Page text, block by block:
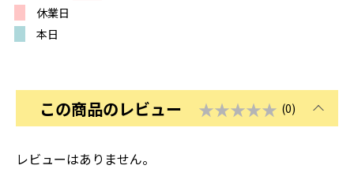
休業日
本日
この商品のレビュー ★★★★★ (0)
レビューはありません。